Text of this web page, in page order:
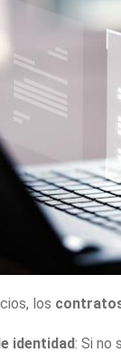
los
identidad: Si no